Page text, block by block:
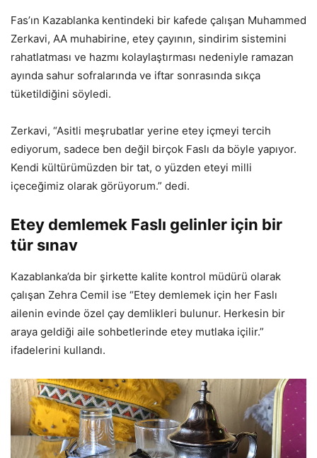
Fas’ın Kazablanka kentindeki bir kafede çalışan Muhammed
Zerkavi, AA muhabirine, etey çayının, sindirim sistemini
rahatlatması ve hazmı kolaylaştırması nedeniyle ramazan
ayında sahur sofralarında ve iftar sonrasında sıkça
tüketildiğini söyledi.
Zerkavi, “Asitli meşrubatlar yerine etey içmeyi tercih
ediyorum, sadece ben değil birçok Faslı da böyle yapıyor.
Kendi kültürümüzden bir tat, o yüzden eteyi milli
içeceğimiz olarak görüyorum.” dedi.
Etey demlemek Faslı gelinler için bir
tür sınav
Kazablanka’da bir şirkette kalite kontrol müdürü olarak
çalışan Zehra Cemil ise “Etey demlemek için her Faslı
ailenin evinde özel çay demlikleri bulunur. Herkesin bir
araya geldiği aile sohbetlerinde etey mutlaka içilir.”
ifadelerini kullandı.